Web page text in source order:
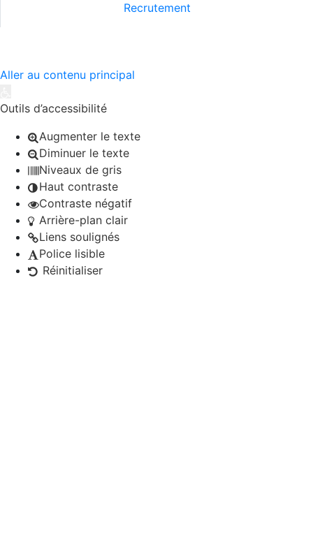
Recrutement
Aller au contenu principal
Outils d’accessibilité
Augmenter le texte
Diminuer le texte
Niveaux de gris
Haut contraste
Contraste négatif
Arrière-plan clair
Liens soulignés
Police lisible
Réinitialiser